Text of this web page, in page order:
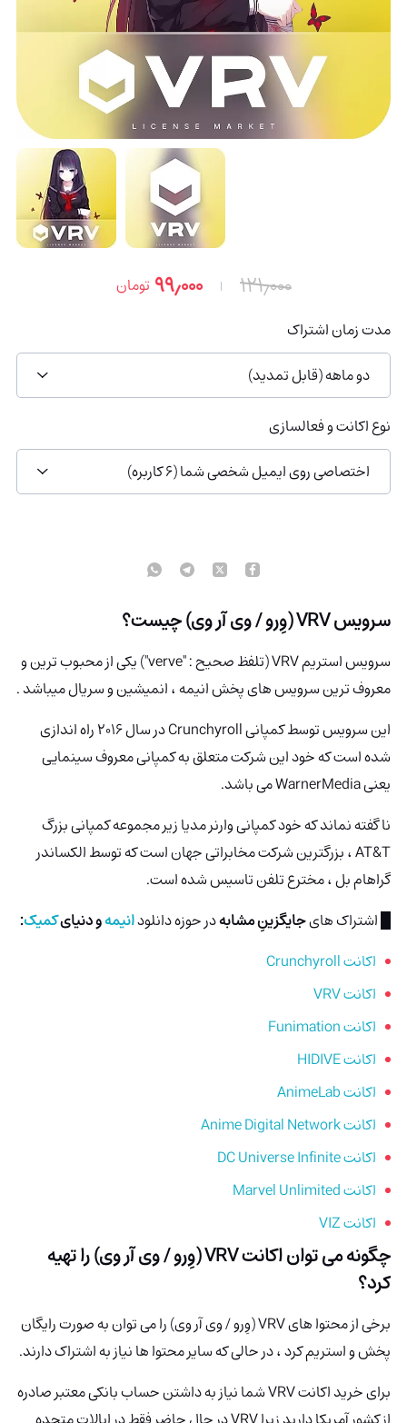
۱۲۱٫۰۰۰ ۹۹٫۰۰۰ تومان
مدت زمان اشتراک
دو ماهه (قابل تمدید)
نوع اکانت و فعالسازی
اختصاصی روی ایمیل شخصی شما (6 کاربره)
سرویس VRV (وِرو / وی آر وی)چیست؟
سرویس استریم VRV (تلفظ صحیح : "verve") یکی از محبوب ترین و
معروف ترین سرویس های پخش انیمه ، انمیشین و سریال میباشد .
این سرویس توسط کمپانی Crunchyroll در سال 2016 راه اندازی
شده است که خود این شرکت متعلق به کمپانی معروف سینمایی
یعنی WarnerMedia می باشد.
نا گفته نماند که خود کمپانی وارنر مدیا زیر مجموعه کمپانی بزرگ
AT&T ، بزرگترین شرکت مخابراتی جهان است که توسط الکساندر
گراهام بل ، مخترع تلفن تاسیس شده است.
█ اشتراک هایجایگزینِ مشابهدر حوزه دانلودانیمهودنیایکمیک:
اکانت Crunchyroll
اکانت VRV
اکانت Funimation
اکانت HIDIVE
اکانت AnimeLab
اکانت Anime Digital Network
اکانت DC Universe Infinite
اکانت Marvel Unlimited
اکانت VIZ
چگونه می توان اکانتVRV (وِرو / وی آر وی)
را تهیه
کرد؟
برخی از محتوا های VRV (وِرو / وی آر وی) را می توان به صورت رایگان
پخش و استریم کرد ، در حالی که سایر محتوا ها نیاز به اشتراک دارند.
برای خرید اکانت VRV شما نیاز به داشتن حساب بانکی معتبر صادره